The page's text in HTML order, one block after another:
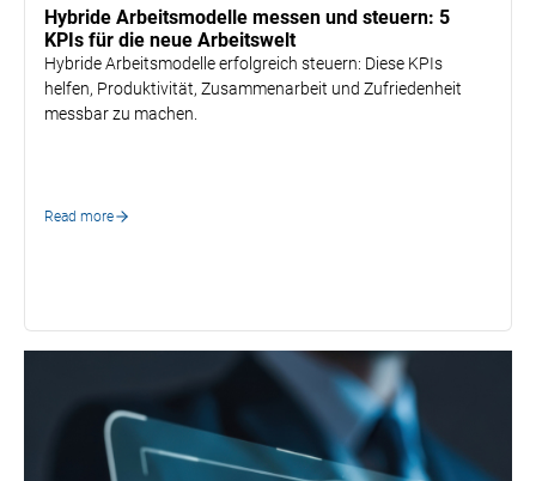
Hybride Arbeitsmodelle messen und steuern: 5
KPIs für die neue Arbeitswelt
Hybride Arbeitsmodelle erfolgreich steuern: Diese KPIs
helfen, Produktivität, Zusammenarbeit und Zufriedenheit
messbar zu machen.
Read more